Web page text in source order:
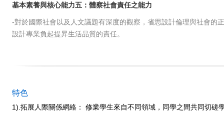
基本素養與核心能力五：體察社會責任之能力
-對於國際社會以及人文議題有深度的觀察 ，省思設計倫理與社會的
設計專業負起提昇生活品質的責任。
特色
1).拓展人際關係網絡： 修業學生來自不同領域，同學之間共同切磋